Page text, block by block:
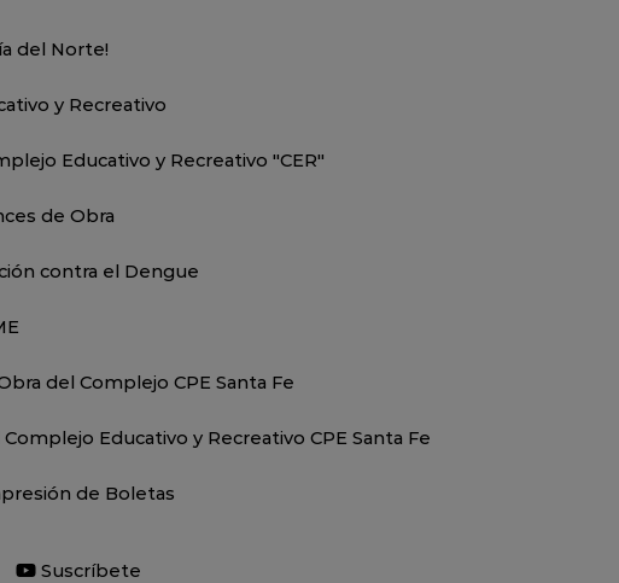
del Norte!
y Recreativo
Educativo y Recreativo "CER"
de Obra
contra el Dengue
del Complejo CPE Santa Fe
Educativo y Recreativo CPE Santa Fe
de Boletas
Suscríbete